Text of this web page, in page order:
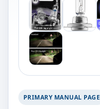
PRIMARY MANUAL PAGE